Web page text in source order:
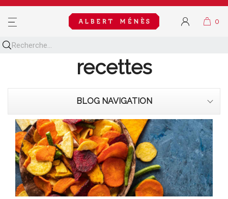
MENU
Découvrez toutes nos
recettes
BLOG NAVIGATION